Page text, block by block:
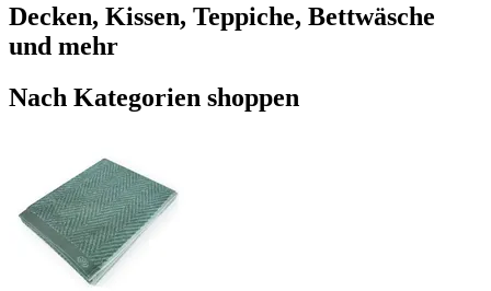
Decken, Kissen, Teppiche, Bettwäsche
und mehr
Nach Kategorien shoppen